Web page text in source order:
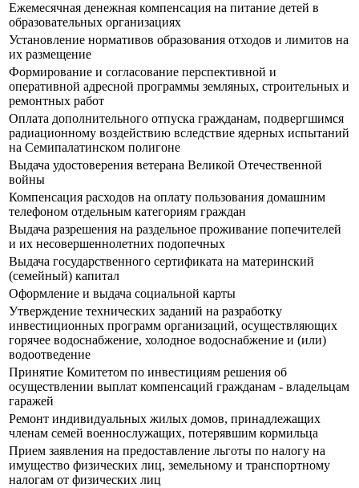
Ежемесячная денежная компенсация на питание детей в
образовательных организациях
Установление нормативов образования отходов и лимитов на
их размещение
Формирование и согласование перспективной и
оперативной адресной программы земляных, строительных и
ремонтных работ
Оплата дополнительного отпуска гражданам, подвергшимся
радиационному воздействию вследствие ядерных испытаний
на Семипалатинском полигоне
Выдача удостоверения ветерана Великой Отечественной
войны
Компенсация расходов на оплату пользования домашним
телефоном отдельным категориям граждан
Выдача разрешения на раздельное проживание попечителей
и их несовершеннолетних подопечных
Выдача государственного сертификата на материнский
(семейный) капитал
Оформление и выдача социальной карты
Утверждение технических заданий на разработку
инвестиционных программ организаций, осуществляющих
горячее водоснабжение, холодное водоснабжение и (или)
водоотведение
Принятие Комитетом по инвестициям решения об
осуществлении выплат компенсаций гражданам - владельцам
гаражей
Ремонт индивидуальных жилых домов, принадлежащих
членам семей военнослужащих, потерявшим кормильца
Прием заявления на предоставление льготы по налогу на
имущество физических лиц, земельному и транспортному
налогам от физических лиц